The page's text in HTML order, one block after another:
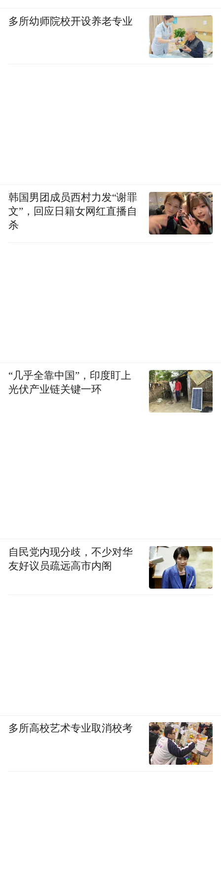
platform and merely provides information storage
space services.”
多所幼师院校开设养老专业
韩国男团成员西村力发“谢罪
文”，回应日籍女网红直播自
杀
“几乎全靠中国”，印度盯上
光伏产业链关键一环
自民党内现分歧，不少对华
友好议员疏远高市内阁
多所高校艺术专业取消校考